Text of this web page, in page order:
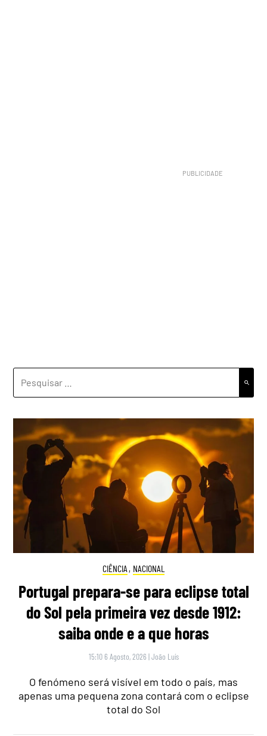
POR:
CIÊNCIA , NACIONAL
Portugal prepara-se para eclipse total
do Sol pela primeira vez desde 1912:
saiba onde e a que horas
15:10 6 Agosto, 2026 |João Luís
O fenómeno será visível em todo o país, mas
apenas uma pequena zona contará com o eclipse
total do Sol